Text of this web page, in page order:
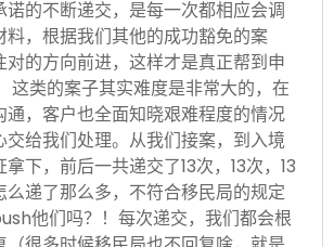
诺的不断递交，是每一次都相应会调
料，根据我们其他的成功豁免的案
对的方向前进，这样才是真正帮到申
这类的案子其实难度是非常大的，在
通，客户也全面知晓艰难程度的情况
交给我们处理。从我们接案，到入境
下，前后一共递交了13次，13次，13
么递了那么多，不符合移民局的规定
他们吗？！每次递交，我们都会根